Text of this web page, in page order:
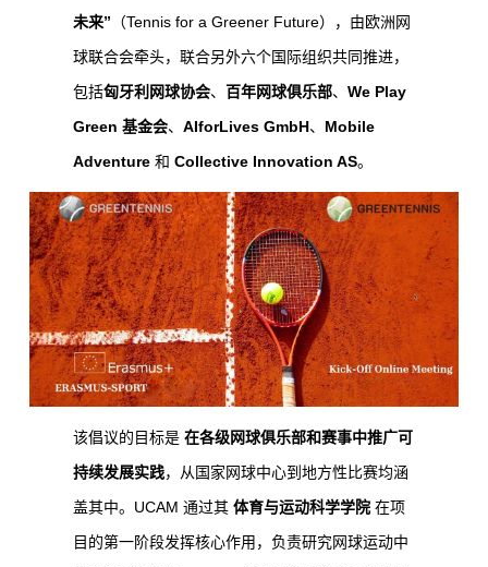
未来” （Tennis for a Greener Future），由欧洲网
球联合会牵头，联合另外六个国际组织共同推进，
包括匈牙利网球协会、 百年网球俱乐部、 We Play
Green 基金会、 AIforLives GmbH、 Mobile
Adventure和 Collective Innovation AS。
该倡议的目标是 在各级网球俱乐部和赛事中推广可
持续发展实践，从国家网球中心到地方性比赛均涵
盖其中。UCAM 通过其 体育与运动科学学院在项
目的第一阶段发挥核心作用，负责研究网球运动中